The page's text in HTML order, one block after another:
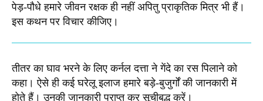
पेड़-पौधे हमारे जीवन रक्षक ही नहीं अपितु प्राकृतिक मित्र भी हैं।
इस कथन पर विचार कीजिए।
तीतर का घाव भरने के लिए कर्नल दत्ता ने गेंदे का रस पिलाने को
कहा। ऐसे ही कई घरेलू इलाज हमारे बड़े-बुजुर्गों की जानकारी में
होते हैं। उनकी जानकारी प्राप्त कर सूचीबद्ध करें।